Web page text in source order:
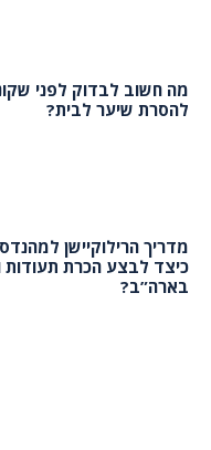
מה חשוב לבדוק לפני
להסרת שיער לבית?
מדריך הרילוקיישן
כיצד לבצע הכרת תעודות
בארה”ב?